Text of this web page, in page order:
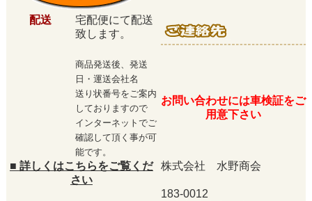
配送
宅配便にて配送
致します。
商品発送後、発送
日・運送会社名
送り状番号をご案内
しておりますので
インターネットでご
確認して頂く事が可
能です。
お問い合わせには車検証をご
用意下さい
■ 詳しくはこちらをご覧くだ
さい
株式会社 水野商会
183-0012